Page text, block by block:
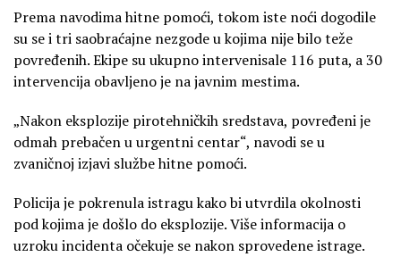
Prema navodima hitne pomoći, tokom iste noći dogodile
su se i tri saobraćajne nezgode u kojima nije bilo teže
povređenih. Ekipe su ukupno intervenisale 116 puta, a 30
intervencija obavljeno je na javnim mestima.
„Nakon eksplozije pirotehničkih sredstava, povređeni je
odmah prebačen u urgentni centar“, navodi se u
zvaničnoj izjavi službe hitne pomoći.
Policija je pokrenula istragu kako bi utvrdila okolnosti
pod kojima je došlo do eksplozije. Više informacija o
uzroku incidenta očekuje se nakon sprovedene istrage.